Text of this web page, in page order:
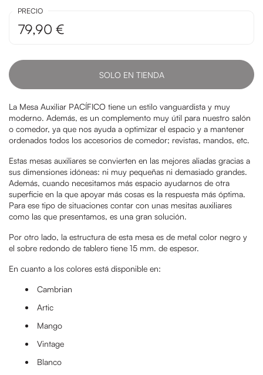
PRECIO
79,90 €
SOLO EN TIENDA
La Mesa Auxiliar PACÍFICO tiene un estilo vanguardista y muy
moderno. Además, es un complemento muy útil para nuestro salón
o comedor, ya que nos ayuda a optimizar el espacio y a mantener
ordenados todos los accesorios de comedor; revistas, mandos, etc.
Estas mesas auxiliares se convierten en las mejores aliadas gracias a
sus dimensiones idóneas: ni muy pequeñas ni demasiado grandes.
Además, cuando necesitamos más espacio ayudarnos de otra
superficie en la que apoyar más cosas es la respuesta más óptima.
Para ese tipo de situaciones contar con unas mesitas auxiliares
como las que presentamos, es una gran solución.
Por otro lado, la estructura de esta mesa es de metal color negro y
el sobre redondo de tablero tiene 15 mm. de espesor.
En cuanto a los colores está disponible en:
Cambrian
Artic
Mango
Vintage
Blanco